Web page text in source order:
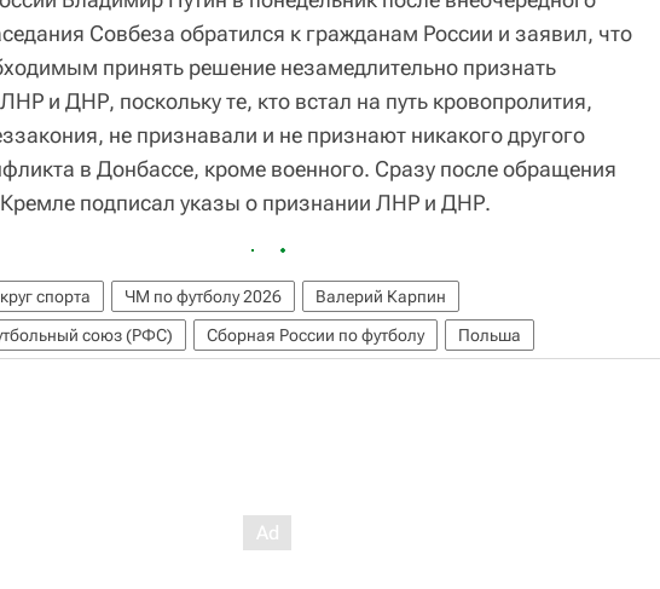
Совбеза обратился к гражданам России и заявил, что
принять решение незамедлительно признать
и ДНР, поскольку те, кто встал на путь кровопролития,
не признавали и не признают никакого другого
в Донбассе, кроме военного. Сразу после обращения
Кремле подписал указы о признании ЛНР и ДНР.
спорта ЧМ по футболу 2026
Валерий Карпин
союз (РФС)
Сборная России по футболу Польша